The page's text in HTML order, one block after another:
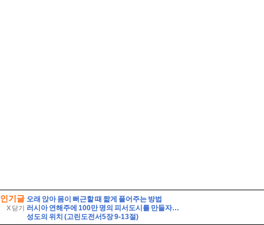
인기글
X 닫기
오래 앉아 몸이 뻐근할 때 짧게 풀어주는 방법
러시아 연해주에 100만 명의 피서도시를 만들자는 제안
성도의 위치 (고린도전서5장 9-13절)